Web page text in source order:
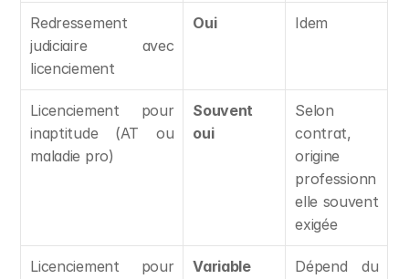
Redressement
judiciaire avec
licenciement
Oui Idem
Licenciement pour
inaptitude (AT ou
maladie pro)
Souvent
oui
Selon
contrat,
origine
professionn
elle souvent
exigée
Licenciement pour
Variable
Dépend du